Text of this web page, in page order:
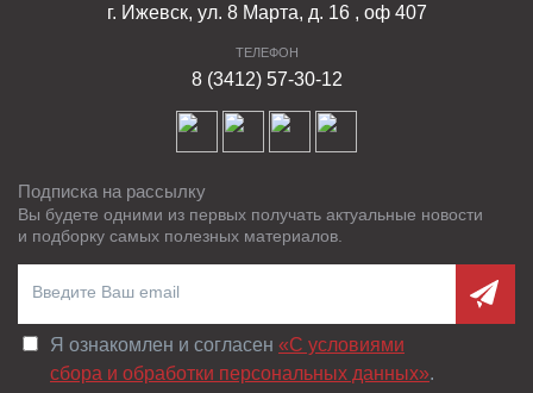
г. Ижевск, ул. 8 Марта, д. 16 , оф 407
ТЕЛЕФОН
8 (3412) 57-30-12
Подписка на рассылку
Вы будете одними из первых получать актуальные новости
и подборку самых полезных материалов.
Я ознакомлен и согласен «C условиями
сбора и обработки персональных данных».